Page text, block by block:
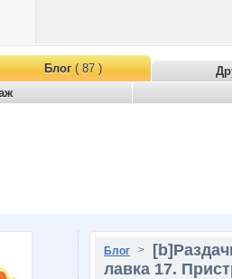
Блог( 87 )
Блог >
лавка 17.